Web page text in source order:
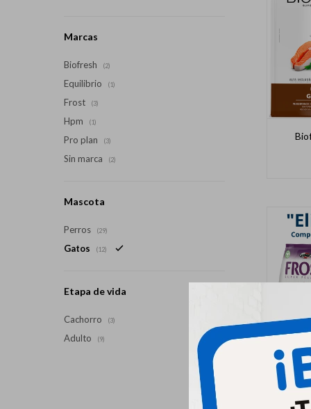
Marcas
Biofresh (2)
Equilibrio (1)
Frost (3)
Hpm (1)
Pro plan (3)
Sin marca (2)
Mascota
Perros (29)
Gatos (12)
Etapa de vida
Cachorro (3)
Adulto (9)